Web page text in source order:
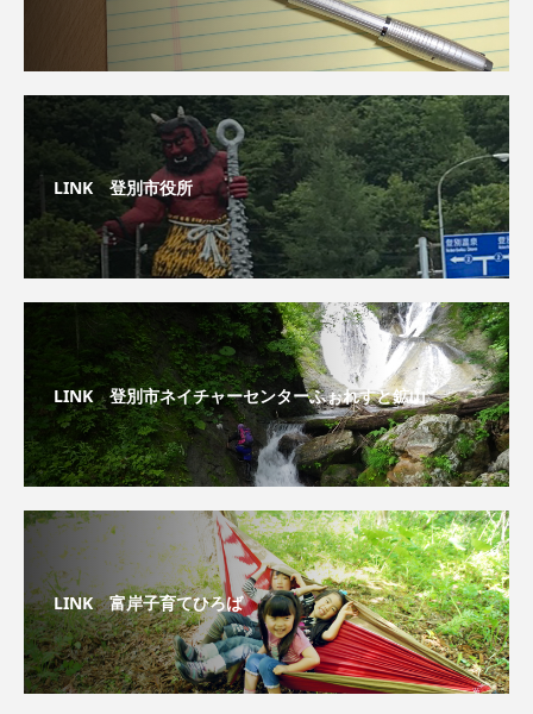
LINK 登別市役所
LINK 登別市ネイチャーセンターふぉれすと鉱山
LINK 富岸子育てひろば